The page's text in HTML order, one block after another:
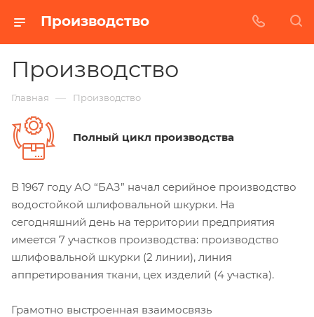
Производство
Производство
Главная — Производство
Полный цикл производства
В 1967 году АО “БАЗ” начал серийное производство
водостойкой шлифовальной шкурки. На
сегодняшний день на территории предприятия
имеется 7 участков производства: производство
шлифовальной шкурки (2 линии), линия
аппретирования ткани, цех изделий (4 участка).
Грамотно выстроенная взаимосвязь